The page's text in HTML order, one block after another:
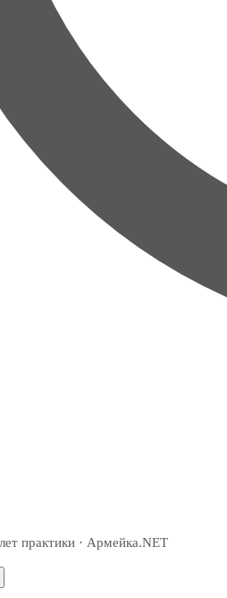
практики · Армейка.NET